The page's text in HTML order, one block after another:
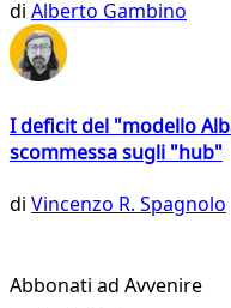
di Alberto Gambino
I deficit del "modello
scommessa sugli "hub"
di Vincenzo R. Spagnolo
Abbonati ad Avvenire